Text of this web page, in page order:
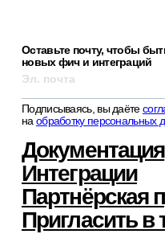
Оставьте почту, чтобы
новых фич и интеграций
Подписываясь, вы даёте
на обработку персональных
Интеграции
Документация
Партнёрская
Пригласить в